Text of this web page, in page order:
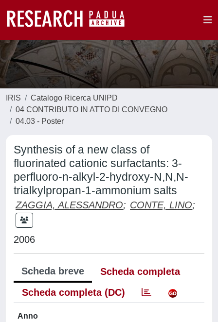
IRIS
Catalogo Ricerca UNIPD
04 CONTRIBUTO IN ATTO DI CONVEGNO
04.03 - Poster
Synthesis of a new class of
fluorinated cationic surfactants: 3-
perfluoro-n-alkyl-2-hydroxy-N,N,N-
trialkylpropan-1-ammonium salts
ZAGGIA, ALESSANDRO; CONTE, LINO;
2006
Scheda breve
Scheda completa
Scheda completa (DC)
Anno